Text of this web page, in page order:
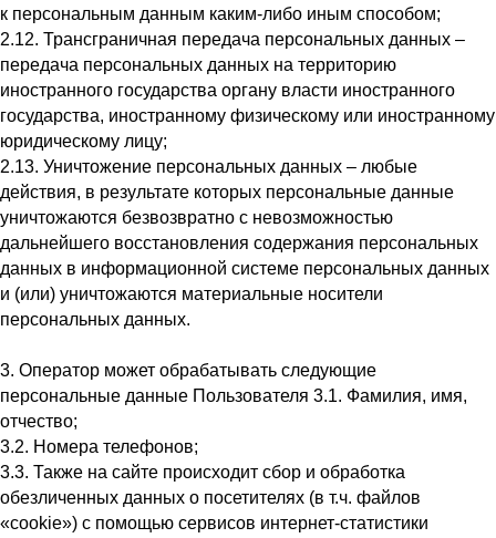
к персональным данным каким-либо иным способом;
2.12. Трансграничная передача персональных данных –
передача персональных данных на территорию
иностранного государства органу власти иностранного
государства, иностранному физическому или иностранному
юридическому лицу;
2.13. Уничтожение персональных данных – любые
действия, в результате которых персональные данные
уничтожаются безвозвратно с невозможностью
дальнейшего восстановления содержания персональных
данных в информационной системе персональных данных
и (или) уничтожаются материальные носители
персональных данных.
3. Оператор может обрабатывать следующие
персональные данные Пользователя 3.1. Фамилия, имя,
отчество;
3.2. Номера телефонов;
3.3. Также на сайте происходит сбор и обработка
обезличенных данных о посетителях (в т.ч. файлов
«cookie») с помощью сервисов интернет-статистики